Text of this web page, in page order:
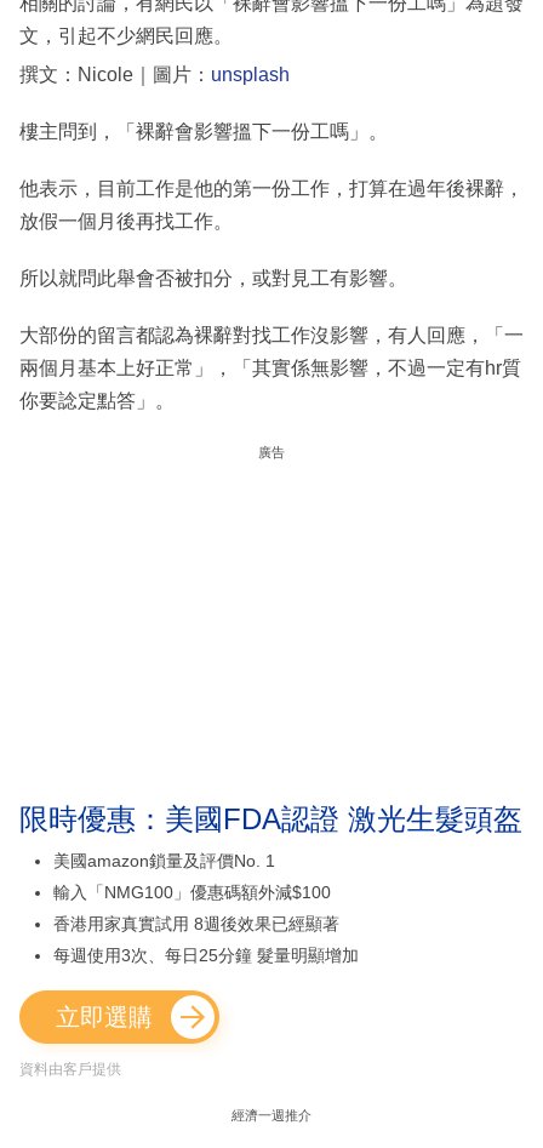
文，引起不少網民回應。
撰文：Nicole｜圖片： unsplash
樓主問到，「裸辭會影響搵下一份工嗎」。
他表示，目前工作是他的第一份工作，打算在過年後裸辭，
放假一個月後再找工作。
所以就問此舉會否被扣分，或對見工有影響。
大部份的留言都認為裸辭對找工作沒影響，有人回應，「一
兩個月基本上好正常」，「其實係無影響，不過一定有hr質
你要諗定點答」。
廣告
限時優惠：美國FDA認證 激光生髮頭盔
美國amazon鎖量及評價No. 1
輸入「NMG100」優惠碼額外減$100
香港用家真實試用 8週後效果已經顯著
每週使用3次、每日25分鐘 髮量明顯增加
立即選購
資料由客戶提供
經濟一週推介